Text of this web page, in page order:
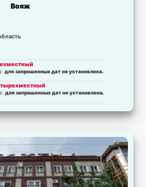
Вояж
для запрошенных дат не установлена.
для запрошенных дат не установлена.